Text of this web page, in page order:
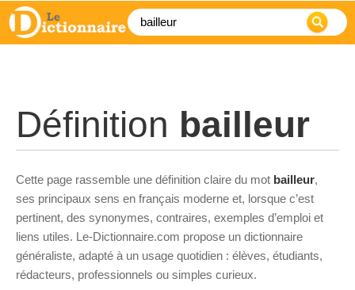
Définition bailleur
Cette page rassemble une définition claire du mot bailleur,
ses principaux sens en français moderne et, lorsque c’est
pertinent, des synonymes, contraires, exemples d’emploi et
liens utiles. Le-Dictionnaire.com propose un dictionnaire
généraliste, adapté à un usage quotidien : élèves, étudiants,
rédacteurs, professionnels ou simples curieux.